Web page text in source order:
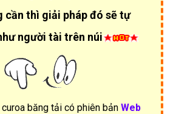
cần thì giải pháp đó sẽ tự
người tài trên núi
băng tải có phiên bản Web